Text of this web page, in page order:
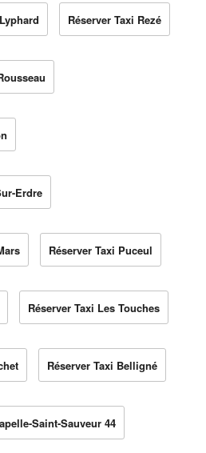
Réserver Taxi Rezé
Erdre
Réserver Taxi Puceul
Réserver Taxi Les Touches
Réserver Taxi Belligné
Saint-Sauveur 44